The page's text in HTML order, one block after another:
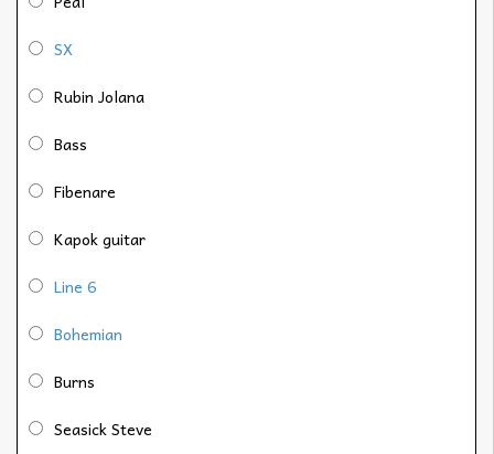
SX
Rubin Jolana
Bass
Fibenare
Kapok guitar
Line 6
Bohemian
Burns
Seasick Steve